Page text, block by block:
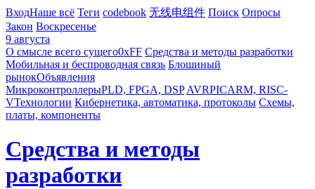
ВходНаше всё Теги codebook 无线电组件 Поиск Опросы
Закон Воскресенье
9 августа
О смысле всего сущего0xFF Средства и методы разработки
Мобильная и беспроводная связь Блошиный
рынокОбъявления
МикроконтроллерыPLD, FPGA, DSP AVRPICARM, RISC-
VТехнологии Кибернетика, автоматика, протоколы Схемы,
платы, компоненты
Средства и методы
разработки